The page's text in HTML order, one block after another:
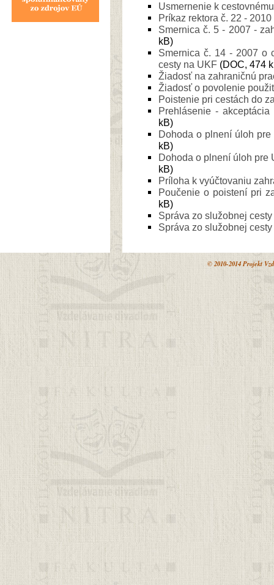
Usmernenie k
Príkaz rektora č. 22 -
Smernica č. 5 - 2007 -
kB)
Smernica č. 14 - 2007 o
cesty na UKF(DOC, 474
Žiadosť na zahraničnú
Žiadosť o povolenie
Poistenie pri cestách do
Prehlásenie -
kB)
Dohoda o plnení úloh
kB)
Dohoda o plnení úloh pre
kB)
Príloha k vyúčtovaniu
Poučenie o poistení pri
kB)
Správa zo služobnej
Správa zo služobnej
© 2010-2014 Projekt